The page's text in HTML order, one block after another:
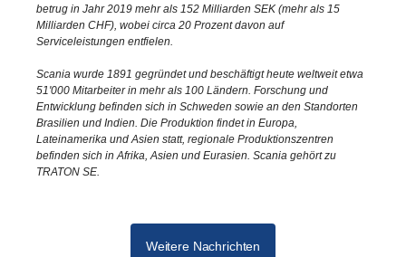
betrug in Jahr 2019 mehr als 152 Milliarden SEK (mehr als 15
Milliarden CHF), wobei circa 20 Prozent davon auf
Serviceleistungen entfielen.
Scania wurde 1891 gegründet und beschäftigt heute weltweit etwa
51'000 Mitarbeiter in mehr als 100 Ländern. Forschung und
Entwicklung befinden sich in Schweden sowie an den Standorten
Brasilien und Indien. Die Produktion findet in Europa,
Lateinamerika und Asien statt, regionale Produktionszentren
befinden sich in Afrika, Asien und Eurasien. Scania gehört zu
TRATON SE.
Weitere Nachrichten